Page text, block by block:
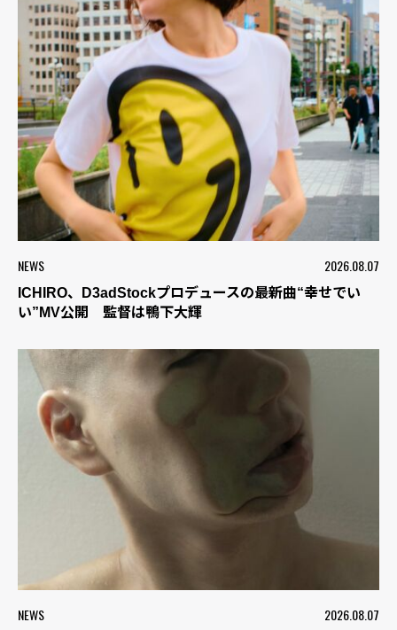
NEWS 2026.08.07
ICHIRO、D3adStockプロデュースの最新曲“幸せでい
い”MV公開 監督は鴨下大輝
NEWS 2026.08.07